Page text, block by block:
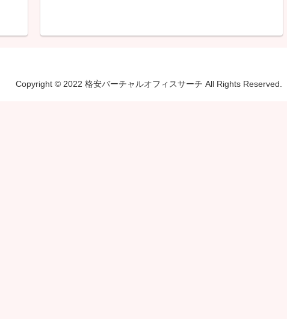
Copyright © 2022 格安バーチャルオフィスサーチ All Rights Reserved.